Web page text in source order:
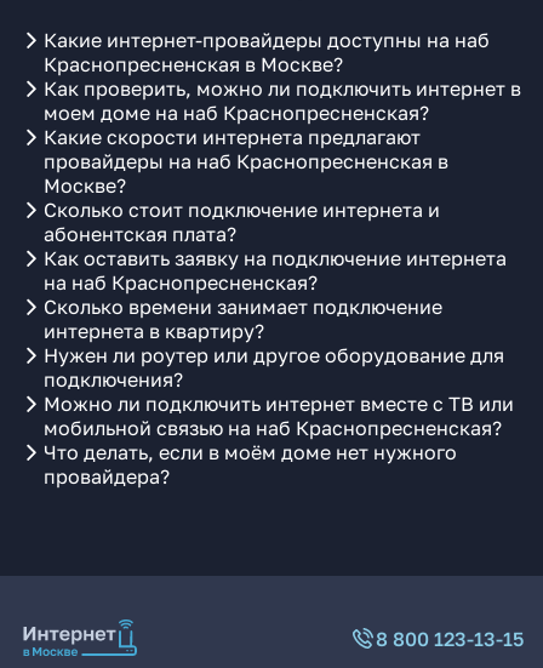
Какие интернет-провайдеры доступны на наб
Краснопресненская в Москве?
Как проверить, можно ли подключить интернет в
моем доме на наб Краснопресненская?
Какие скорости интернета предлагают
провайдеры на наб Краснопресненская в
Москве?
Сколько стоит подключение интернета и
абонентская плата?
Как оставить заявку на подключение интернета
на наб Краснопресненская?
Сколько времени занимает подключение
интернета в квартиру?
Нужен ли роутер или другое оборудование для
подключения?
Можно ли подключить интернет вместе с ТВ или
мобильной связью на наб Краснопресненская?
Что делать, если в моём доме нет нужного
провайдера?
8 800 123-13-15